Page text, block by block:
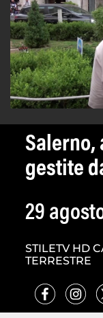
Salerno,
gestite
29
STILETV HD
TERRESTRE